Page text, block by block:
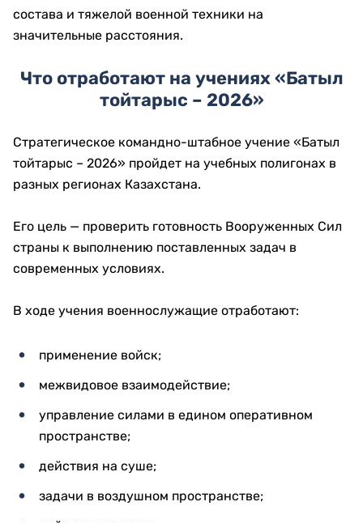
состава и тяжелой военной техники на
значительные расстояния.
Что отработают на учениях «Батыл
тойтарыс – 2026»
Стратегическое командно-штабное учение «Батыл
тойтарыс – 2026» пройдет на учебных полигонах в
разных регионах Казахстана.
Его цель — проверить готовность Вооруженных Сил
страны к выполнению поставленных задач в
современных условиях.
В ходе учения военнослужащие отработают:
применение войск;
межвидовое взаимодействие;
управление силами в едином оперативном
пространстве;
действия на суше;
задачи в воздушном пространстве;